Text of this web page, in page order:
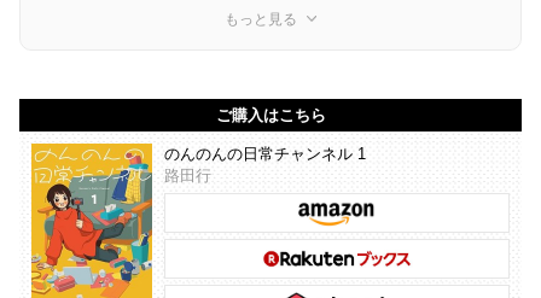
もっと見る
ご購入はこちら
のんのんの日常チャンネル 1
路田行